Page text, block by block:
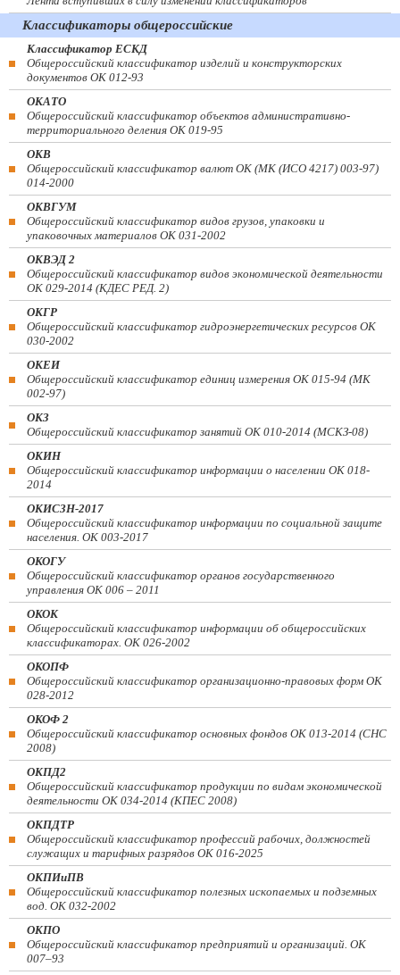
Классификаторы общероссийские
Классификатор ЕСКД
Общероссийский классификатор изделий и конструкторских
документов ОК 012-93
ОКАТО
Общероссийский классификатор объектов административно-
территориального деления ОК 019-95
ОКВ
Общероссийский классификатор валют ОК (МК (ИСО 4217) 003-97)
014-2000
ОКВГУМ
Общероссийский классификатор видов грузов, упаковки и
упаковочных материалов ОК 031-2002
ОКВЭД 2
Общероссийский классификатор видов экономической деятельности
ОК 029-2014 (КДЕС РЕД. 2)
ОКГР
Общероссийский классификатор гидроэнергетических ресурсов ОК
030-2002
ОКЕИ
Общероссийский классификатор единиц измерения ОК 015-94 (МК
002-97)
ОКЗ
Общероссийский классификатор занятий ОК 010-2014 (МСКЗ-08)
ОКИН
Общероссийский классификатор информации о населении ОК 018-
2014
ОКИСЗН-2017
Общероссийский классификатор информации по социальной защите
населения. ОК 003-2017
ОКОГУ
Общероссийский классификатор органов государственного
управления ОК 006 – 2011
ОКОК
Общероссийский классификатор информации об общероссийских
классификаторах. ОК 026-2002
ОКОПФ
Общероссийский классификатор организационно-правовых форм ОК
028-2012
ОКОФ 2
Общероссийский классификатор основных фондов ОК 013-2014 (СНС
2008)
ОКПД2
Общероссийский классификатор продукции по видам экономической
деятельности ОК 034-2014 (КПЕС 2008)
ОКПДТР
Общероссийский классификатор профессий рабочих, должностей
служащих и тарифных разрядов ОК 016-2025
ОКПИиПВ
Общероссийский классификатор полезных ископаемых и подземных
вод. ОК 032-2002
ОКПО
Общероссийский классификатор предприятий и организаций. ОК
007–93